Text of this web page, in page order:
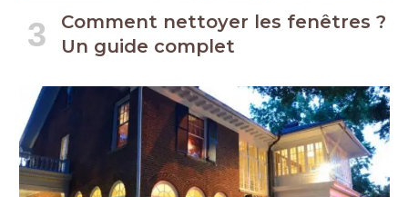
Comment nettoyer les fenêtres ?
Un guide complet